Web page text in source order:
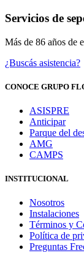
Servicios de
Más de 86 años de
¿Buscás asistencia?
CONOCE GRUPO
ASISPRE
Anticipar
Parque del
AMG
CAMPS
INSTITUCIONAL
Nosotros
Instalaciones
Términos y
Política de
Preguntas